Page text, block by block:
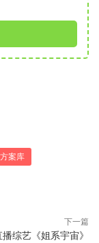
方案库
下一篇
综艺《姐系宇宙》